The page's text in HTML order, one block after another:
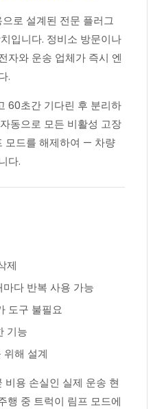
로 설계된 전문 플러그
입니다. 정비소 방문이나
자와 운송 업체가 즉시 엔
.
60초간 기다린 후 분리하
동으로 모든 비활성 고장
모드를 해제하여 — 차량
다.
제
다 반복 사용 가능
도구 불필요
기능
위해 설계
비용 손실인 실제 운송 현
행 중 트럭이 림프 모드에